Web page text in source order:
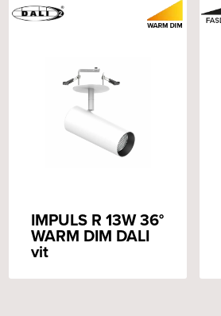
IMPULS R 13W 36°
WARM DIM DALI
vit